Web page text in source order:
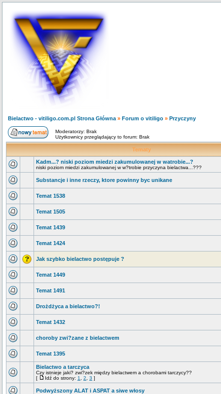
Bielactwo - vitiligo.com.pl Strona Główna » Forum o vitiligo » Przyczyny
Moderatorzy: Brak
Użytkownicy przeglądający to forum: Brak
Tematy
Kadm...? niski poziom miedzi zakumulowanej w watrobie...?
niski poziom miedzi zakumulowanej w w?trobie przyczyna bielactwa...???
Substancje i inne rzeczy, ktore powinny byc unikane
Temat 1538
Temat 1505
Temat 1439
Temat 1424
Jak szybko bielactwo postępuje ?
Temat 1449
Temat 1491
Drożdżyca a bielactwo?!
Temat 1432
choroby zwi?zane z bielactwem
Temat 1395
Bielactwo a tarczyca
Czy istnieje jaki? zwi?zek między bielactwem a chorobami tarczycy??
[
Idź do strony: 1 2 3 ]
Podwyższony ALAT i ASPAT a siwe włosy